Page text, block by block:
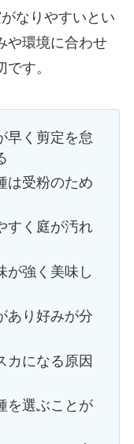
なりやすいとい
や環境に合わせ
す。
早く剪定を怠
は受粉のため
すく庭が汚れ
が強く美味し
あり好みが分
カになる原因
を選ぶことが